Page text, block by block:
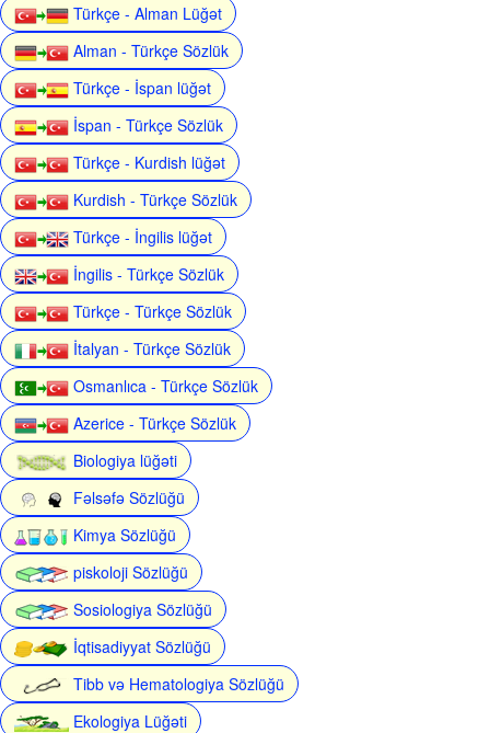
Türkçe - Alman Lüğət
Alman - Türkçe Sözlük
Türkçe - İspan lüğət
İspan - Türkçe Sözlük
Türkçe - Kurdish lüğət
Kurdish - Türkçe Sözlük
Türkçe - İngilis lüğət
İngilis - Türkçe Sözlük
Türkçe - Türkçe Sözlük
İtalyan - Türkçe Sözlük
Osmanlıca - Türkçe Sözlük
Azerice - Türkçe Sözlük
Biologiya lüğəti
Fəlsəfə Sözlüğü
Kimya Sözlüğü
piskoloji Sözlüğü
Sosiologiya Sözlüğü
İqtisadiyyat Sözlüğü
Tibb və Hematologiya Sözlüğü
Ekologiya Lüğəti